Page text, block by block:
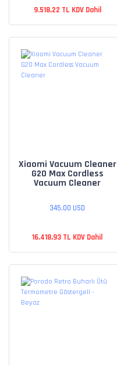
9.518,22 TL KDV Dahil
Xiaomi Vacuum Cleaner
G20 Max Cordless
Vacuum Cleaner
345,00 USD
16.418,93 TL KDV Dahil